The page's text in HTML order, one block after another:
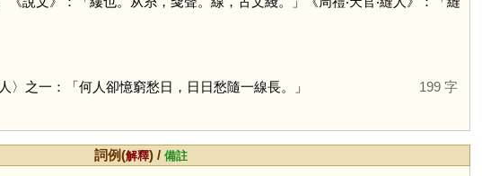
〉之一：「何人卻憶窮愁日，日日愁隨一線長。」 199 字
詞例(解釋) /備註